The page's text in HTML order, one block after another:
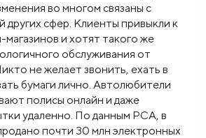
во многом связаны с
других сфер. Клиенты привыкли к
магазинов и хотят такого же
обслуживания от
не желает звонить, ехать в
бумаги лично. Автолюбители
полисы онлайн и даже
удаленно. По данным РСА, в
почти 30 млн электронных